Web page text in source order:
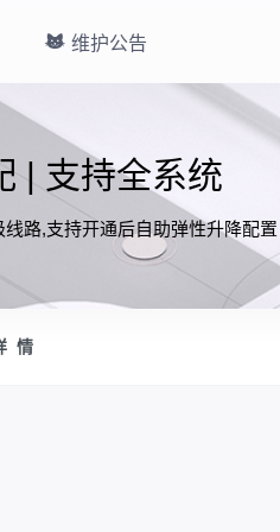
维护公告
| 支持全系统
路,支持开通后自助弹性升降配置
情